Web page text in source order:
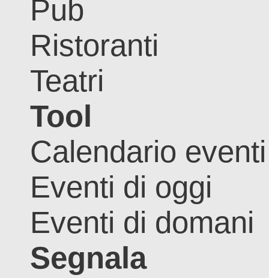
Pub
Ristoranti
Teatri
Tool
Calendario eventi
Eventi di oggi
Eventi di domani
Segnala